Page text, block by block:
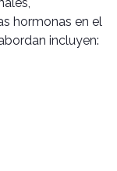
hormonas en el
incluyen: